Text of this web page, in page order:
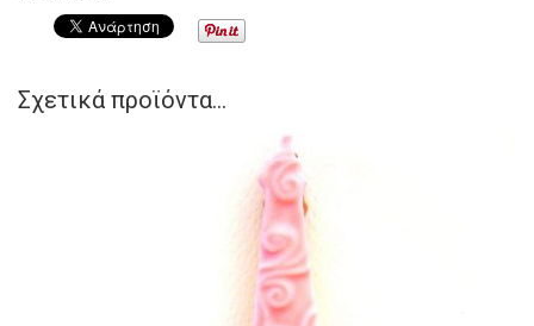
Σχετικά προϊόντα...